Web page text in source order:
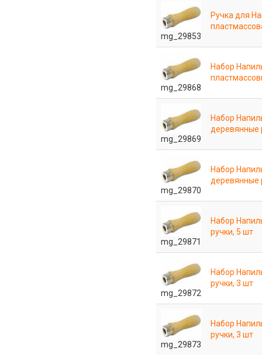
mg_29853
Ручка для
mg_29868
Набор
mg_29869
Набор
деревянные
mg_29870
Набор
деревянные
mg_29871
Набор
ручки, 5 шт
mg_29872
Набор
ручки, 3 шт
mg_29873
Набор
ручки, 3 шт